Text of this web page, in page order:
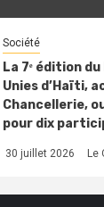
Société
La 7ᵉ édition
Unies d’Haïti,
Chancellerie,
pour dix
30 juillet 2026 Le